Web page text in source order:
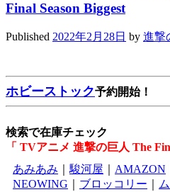
Final Season Biggest
Published 2022年2月28日 by 進撃
ホビーストック予約開始！
検索で在庫チェック
「 TVアニメ 進撃の巨人 The
あみあみ
駿河屋 AMAZON
NEOWING
ブロッコリー